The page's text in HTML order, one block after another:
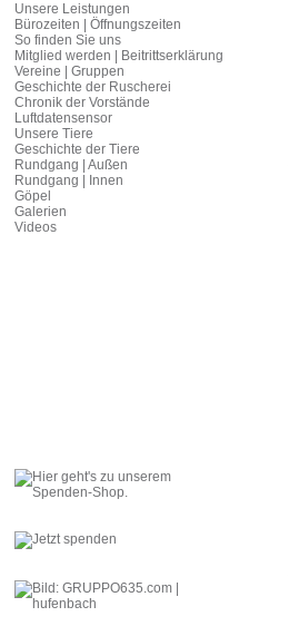
Unsere Leistungen
Bürozeiten | Öffnungszeiten
So finden Sie uns
Mitglied werden | Beitrittserklärung
Vereine | Gruppen
Geschichte der Ruscherei
Chronik der Vorstände
Luftdatensensor
Unsere Tiere
Geschichte der Tiere
Rundgang | Außen
Rundgang | Innen
Göpel
Galerien
Videos